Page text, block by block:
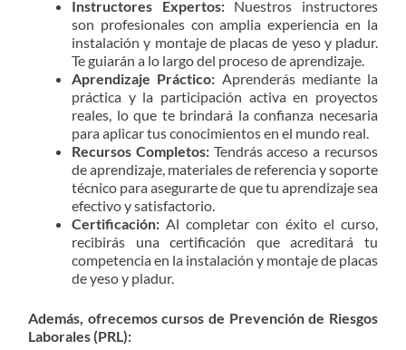
Instructores Expertos:Nuestros instructores
son profesionales con amplia experiencia en la
instalación y montaje de placas de yeso y pladur.
Te guiarán a lo largo del proceso de aprendizaje.
Aprendizaje Práctico: Aprenderás mediante la
práctica y la participación activa en proyectos
reales, lo que te brindará la confianza necesaria
para aplicar tus conocimientos en el mundo real.
Recursos Completos:Tendrás acceso a recursos
de aprendizaje, materiales de referencia y soporte
técnico para asegurarte de que tu aprendizaje sea
efectivo y satisfactorio.
Certificación: Al completar con éxito el curso,
recibirás una certificación que acreditará tu
competencia en la instalación y montaje de placas
de yeso y pladur.
Además, ofrecemos cursos de Prevención de Riesgos
Laborales (PRL):